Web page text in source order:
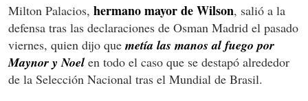
Milton Palacios, hermano mayor de Wilson, salió a la
defensa tras las declaraciones de Osman Madrid el pasado
viernes, quien dijo que metía las manos al fuego por
Maynor y Noel en todo el caso que se destapó alrededor
de la Selección Nacional tras el Mundial de Brasil.